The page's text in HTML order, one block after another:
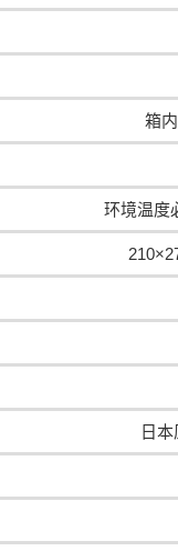
箱
环境温度
日